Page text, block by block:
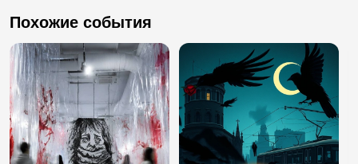
Похожие события